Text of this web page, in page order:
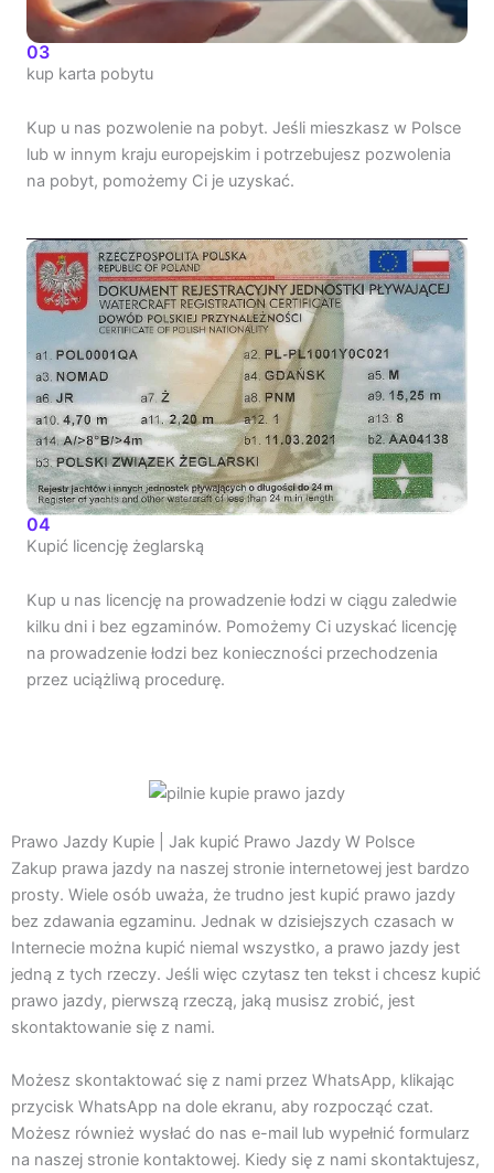
03
kup karta pobytu
Kup u nas pozwolenie na pobyt. Jeśli mieszkasz w Polsce
lub w innym kraju europejskim i potrzebujesz pozwolenia
na pobyt, pomożemy Ci je uzyskać.
04
Kupić licencję żeglarską
Kup u nas licencję na prowadzenie łodzi w ciągu zaledwie
kilku dni i bez egzaminów. Pomożemy Ci uzyskać licencję
na prowadzenie łodzi bez konieczności przechodzenia
przez uciążliwą procedurę.
Prawo Jazdy Kupie | Jak kupić Prawo Jazdy W Polsce
Zakup prawa jazdy na naszej stronie internetowej jest bardzo
prosty. Wiele osób uważa, że trudno jest kupić prawo jazdy
bez zdawania egzaminu. Jednak w dzisiejszych czasach w
Internecie można kupić niemal wszystko, a prawo jazdy jest
jedną z tych rzeczy. Jeśli więc czytasz ten tekst i chcesz kupić
prawo jazdy, pierwszą rzeczą, jaką musisz zrobić, jest
skontaktowanie się z nami.
Możesz skontaktować się z nami przez WhatsApp, klikając
przycisk WhatsApp na dole ekranu, aby rozpocząć czat.
Możesz również wysłać do nas e-mail lub wypełnić formularz
na naszej stronie kontaktowej. Kiedy się z nami skontaktujesz,